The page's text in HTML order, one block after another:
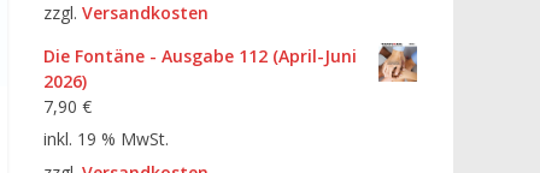
zzgl. Versandkosten
Die Fontäne - Ausgabe 112 (April-Juni
2026)
7,90 €
inkl. 19 % MwSt.